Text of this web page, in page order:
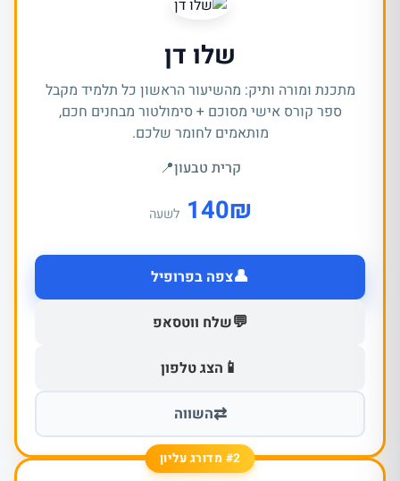
שלו דן
מתכנת ומורה ותיק: מהשיעור הראשון כל תלמיד מקבל
ספר קורס אישי מסוכם + סימולטור מבחנים חכם,
מותאמים לחומר שלכם.
קרית טבעון📍
₪
140 לשעה
👤צפה בפרופיל
💬שלח ווטסאפ
📱 הצג טלפון
⇄השווה
#2 מדורג עליון